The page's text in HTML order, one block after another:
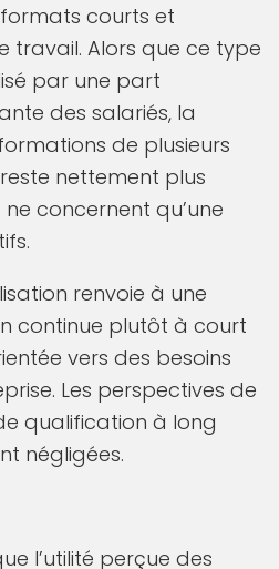
courts et
travail. Alors que ce type
par une part
des salariés, la
de plusieurs
nettement plus
concernent qu’une
renvoie à une
continue plutôt à court
vers des besoins
Les perspectives de
qualification à long
négligées.
l’utilité perçue des